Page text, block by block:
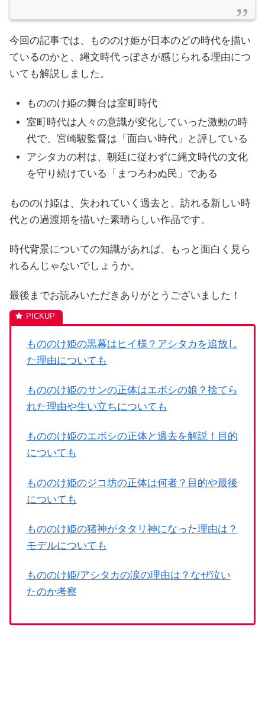
今回の記事では、もののけ姫が日本のどの時代を描い
ているのかと、縄文時代っぽさが感じられる理由につ
いても解説しました。
もののけ姫の舞台は室町時代
室町時代は人々の意識が変化していった激動の時
代で、宮崎駿監督は「面白い時代」と評している
アシタカの村は、朝廷に従わずに縄文時代の文化
を守り続けている「まつろわぬ民」である
もののけ姫は、失われていく過去と、訪れる新しい時
代との過渡期を描いた素晴らしい作品です。
時代背景についての知識があれば、もっと面白く見ら
れるんじゃないでしょうか。
最後までお読みいただきありがとうございました！
もののけ姫の黒幕はヒイ様？アシタカを追放し
た理由についても
もののけ姫のサンの正体はエボシの娘？捨てら
れた理由や生い立ちについても
もののけ姫のエボシの正体と過去を解説！目的
についても
もののけ姫のジコ坊の正体は何者？目的や最後
についても
もののけ姫の猪神がタタリ神になった理由は？
モデルについても
もののけ姫/アシタカの涙の理由は？なぜ泣い
たのか考察